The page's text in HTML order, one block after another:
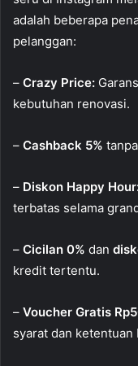
adalah beberapa
pelanggan:
– Crazy Price:
kebutuhan renovasi.
– Cashback 5%
– Diskon Happy
terbatas selama
– Cicilan 0% dan
kredit tertentu.
– Voucher Gratis
syarat dan ketentuan